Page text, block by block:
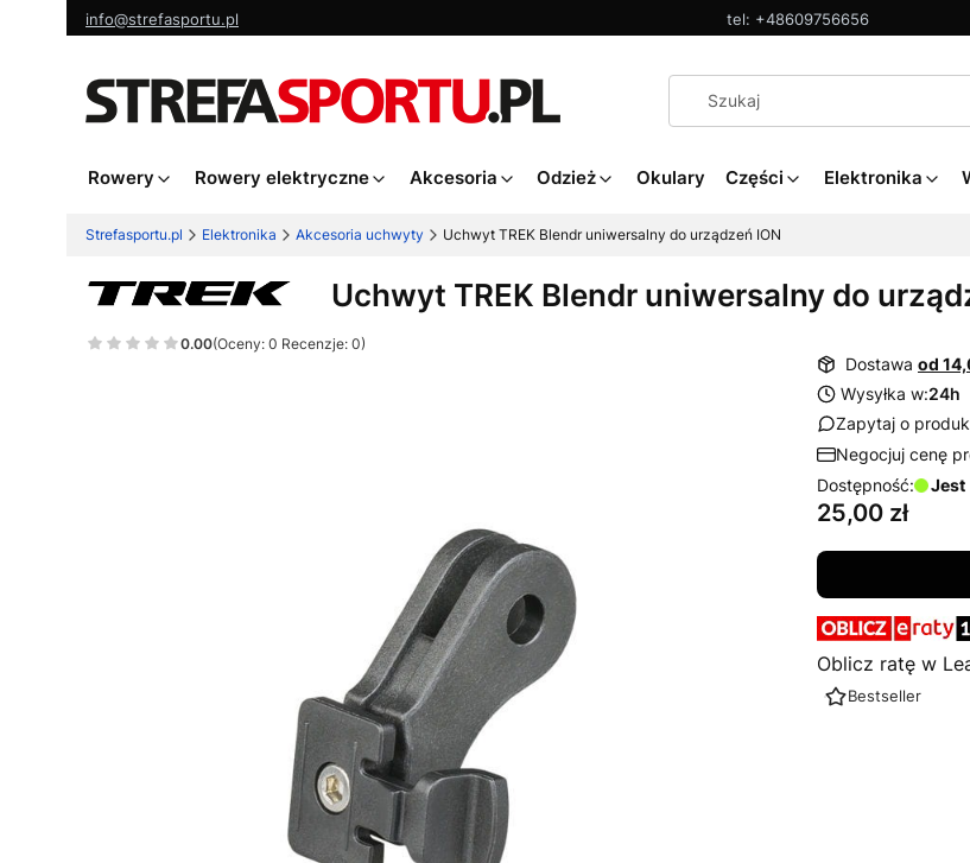
info@strefasportu.pl tel: +48609756656
Rowery Rowery elektryczne Akcesoria Odzież Okulary Części Elektronika
Strefasportu.pl Elektronika Akcesoria uchwyty Uchwyt TREK Blendr uniwersalny do urządzeń ION
Uchwyt TREK Blendr uniwersalny do
0.00(Oceny: 0 Recenzje: 0)
Dostawa od
Wysyłka w:24h
Zapytaj o
Negocjuj cenę
Dostępność:
Jest
Cena
25,00 zł
Oblicz ratę w
Bestseller